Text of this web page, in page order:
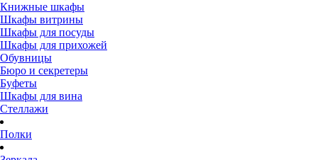
Книжные шкафы
Шкафы витрины
Шкафы для посуды
Шкафы для прихожей
Обувницы
Бюро и секретеры
Буфеты
Шкафы для вина
Стеллажи
Полки